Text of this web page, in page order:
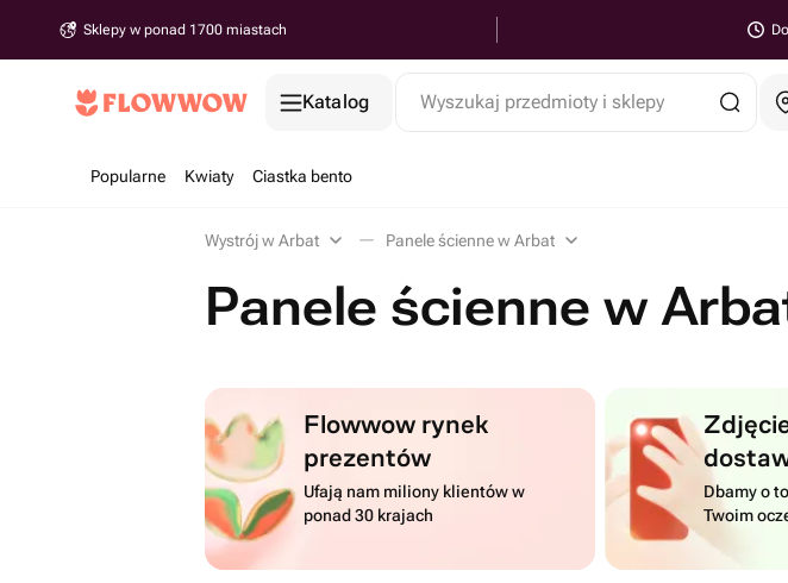
Sklepy w ponad 1700 miastach
Katalog Wyszukaj przedmioty i sklepy
Popularne Kwiaty Ciastka bento
Wystrój w Arbat Panele ścienne w Arbat
Panele ścienne w
Flowwow rynek
prezentów
Ufają nam miliony klientów w
ponad 30 krajach
Dbamy o
Twoim